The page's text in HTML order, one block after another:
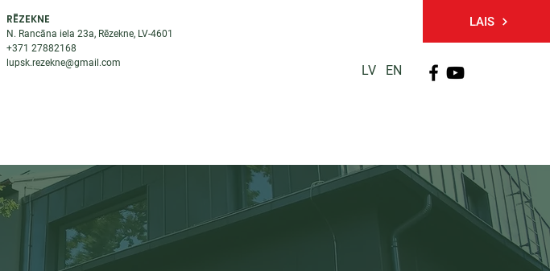
RĒZEKNE
N. Rancāna iela 23a, Rēzekne, LV-4601
+37127882168
lupsk.rezekne@gmail.com
LAIS
LV EN